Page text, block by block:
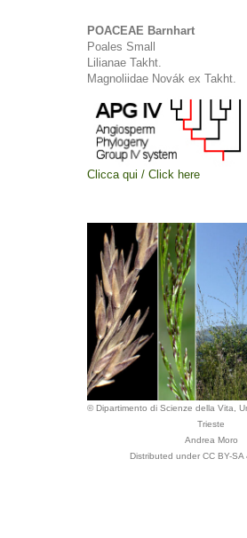
POACEAE Barnhart
Poales Small
Lilianae Takht.
Magnoliidae Novák ex Takht.
Clicca qui / Click here
© Dipartimento di Scienze della Vita,
Trieste
Andrea Moro
Distributed under CC BY-SA